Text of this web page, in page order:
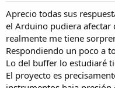
Aprecio todas sus
el Arduino pudiera afectar
realmente me tiene
Respondiendo un poco a
Lo del buffer lo estudiaré
El proyecto es